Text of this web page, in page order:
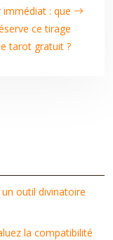
immédiat : que
ce tirage
tarot gratuit ?
outil divinatoire
la compatibilité